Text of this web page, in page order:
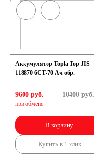
Аккумулятор Topla Top JIS
118870 6СТ-70 Ач обр.
9600 руб.
при обмене
10400руб.
В корзину
Купить в 1 клик